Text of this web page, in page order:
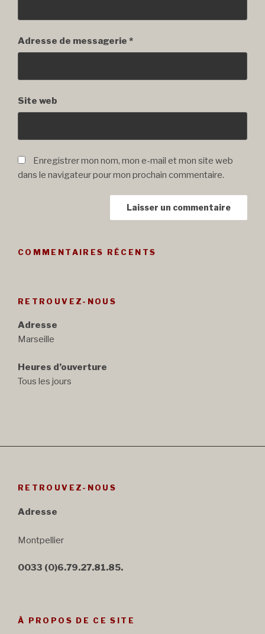
Adresse de messagerie *
Site web
Enregistrer mon nom, mon e-mail et mon site web
dans le navigateur pour mon prochain commentaire.
COMMENTAIRES RÉCENTS
RETROUVEZ-NOUS
Adresse
Marseille
Heures d’ouverture
Tous les jours
RETROUVEZ-NOUS
Adresse
Montpellier
0033 (0)6.79.27.81.85.
À PROPOS DE CE SITE